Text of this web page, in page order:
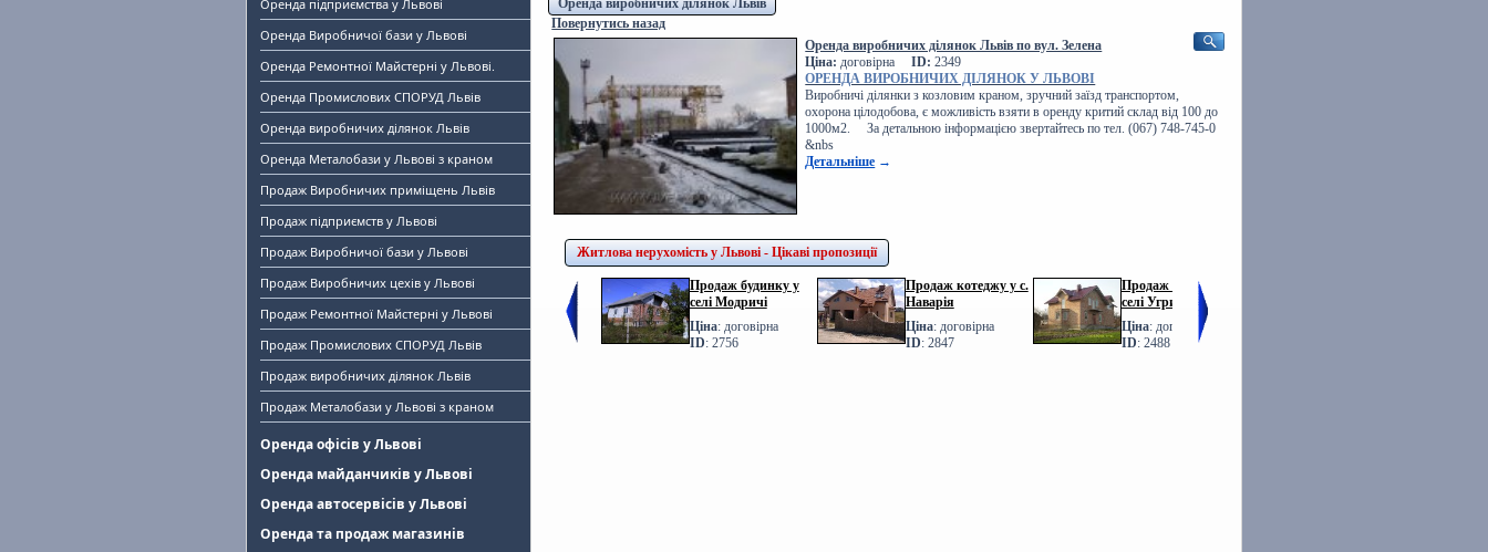
Оренда підприємства у Львові
Оренда Виробничої бази у Львові
Оренда Ремонтної Майстерні у Львові.
Оренда Промислових СПОРУД Львів
Оренда виробничих ділянок Львів
Оренда Металобази у Львові з краном
Продаж Виробничих приміщень Львів
Продаж підприємств у Львові
Продаж Виробничої бази у Львові
Продаж Виробничих цехів у Львові
Продаж Ремонтної Майстерні у Львові
Продаж Промислових СПОРУД Львів
Продаж виробничих ділянок Львів
Продаж Металобази у Львові з краном
Оренда офісів у Львові
Оренда майданчиків у Львові
Оренда автосервісів у Львові
Оренда та продаж магазинів
Оренда виробничих ділянок Львів
Повернутись назад
Оренда виробничих ділянок Львів по вул. Зелена
Ціна: договірна ID: 2349
ОРЕНДА ВИРОБНИЧИХ ДІЛЯНОК У ЛЬВОВІ
Виробничі ділянки з козловим краном, зручний заїзд транспортом,
охорона цілодобова, є можливість взяти в оренду критий склад від 100 до
1000м2. За детальною інформацією звертайтесь по тел. (067) 748-745-0
&nbs
Детальніше →
Житлова нерухомість у Львові - Цікаві пропозиції
Продаж будинку у
селі Модричі
Ціна: договірна
ID: 2756
Продаж котеджу у с.
Наварія
Ціна: договірна
ID: 2847
Продаж БУДИНКУ у
селі Угринів
Ціна: договірна
ID: 2488